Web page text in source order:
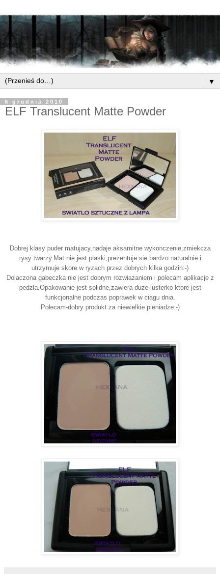
▼
6 grudnia 2010
ELF Translucent Matte Powder
Dobrej klasy puder matujacy,nadaje aksamitne wykonczenie,zmiekcza
rysy twarzy.Mat nie jest plaski,prezentuje sie bardzo naturalnie i
utrzymuje skore w ryzach przez dobrych kilka godzin:-)
Dolaczona gabeczka nie jest dobrym rozwiazaniem i polecam aplikacje z
pedzla.Opakowanie jest solidne,zawiera duze lusterko ktore jest
funkcjonalne podczas poprawek w ciagu dnia.
Polecam-dobry produkt za niewielkie pieniadze:-)